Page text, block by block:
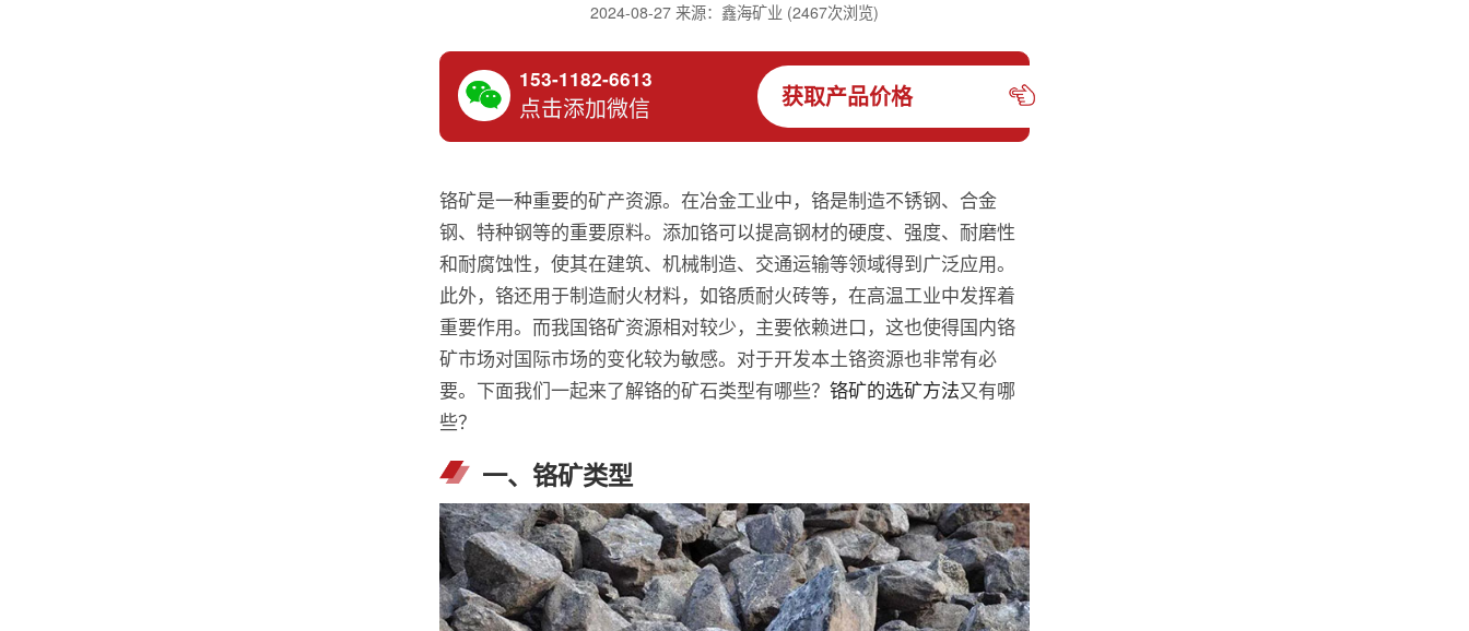
2024-08-27 来源：鑫海矿业 (2467次浏览)
153-1182-6613
点击添加微信 获取产品价格
铬矿是一种重要的矿产资源。在冶金工业中，铬是制造不锈钢、合金
钢、特种钢等的重要原料。添加铬可以提高钢材的硬度、强度、耐磨性
和耐腐蚀性，使其在建筑、机械制造、交通运输等领域得到广泛应用。
此外，铬还用于制造耐火材料，如铬质耐火砖等，在高温工业中发挥着
重要作用。而我国铬矿资源相对较少，主要依赖进口，这也使得国内铬
矿市场对国际市场的变化较为敏感。对于开发本土铬资源也非常有必
要。下面我们一起来了解铬的矿石类型有哪些？ 铬矿的选矿方法又有哪
些？
一、铬矿类型